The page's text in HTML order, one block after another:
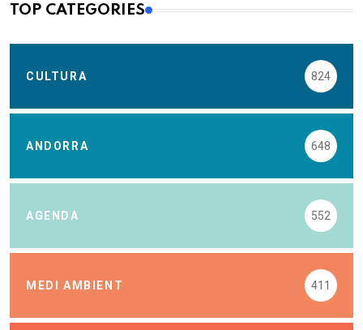
TOP CATEGORIES
CULTURA 824
ANDORRA 648
AGENDA 552
MEDI AMBIENT 411